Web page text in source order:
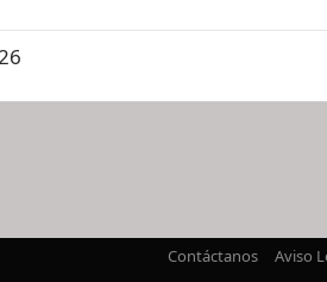
Contáctanos Aviso